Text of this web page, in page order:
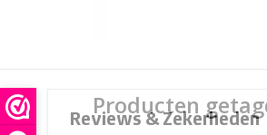
Producten